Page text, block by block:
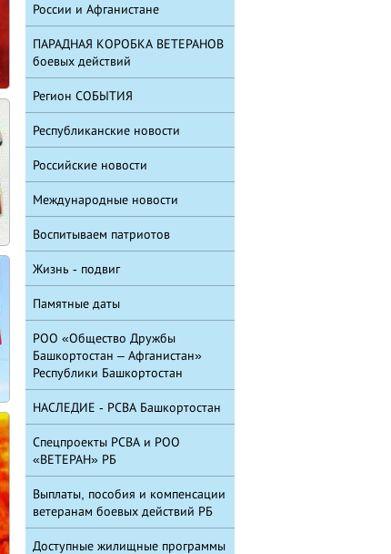
России и Афганистане
ПАРАДНАЯ КОРОБКА ВЕТЕРАНОВ
боевых действий
Регион СОБЫТИЯ
Республиканские новости
Российские новости
Международные новости
Воспитываем патриотов
Жизнь - подвиг
Памятные даты
РОО «Общество Дружбы
Башкортостан – Афганистан»
Республики Башкортостан
НАСЛЕДИЕ - РСВА Башкортостан
Спецпроекты РСВА и РОО
«ВЕТЕРАН» РБ
Выплаты, пособия и компенсации
ветеранам боевых действий РБ
Доступные жилищные программы